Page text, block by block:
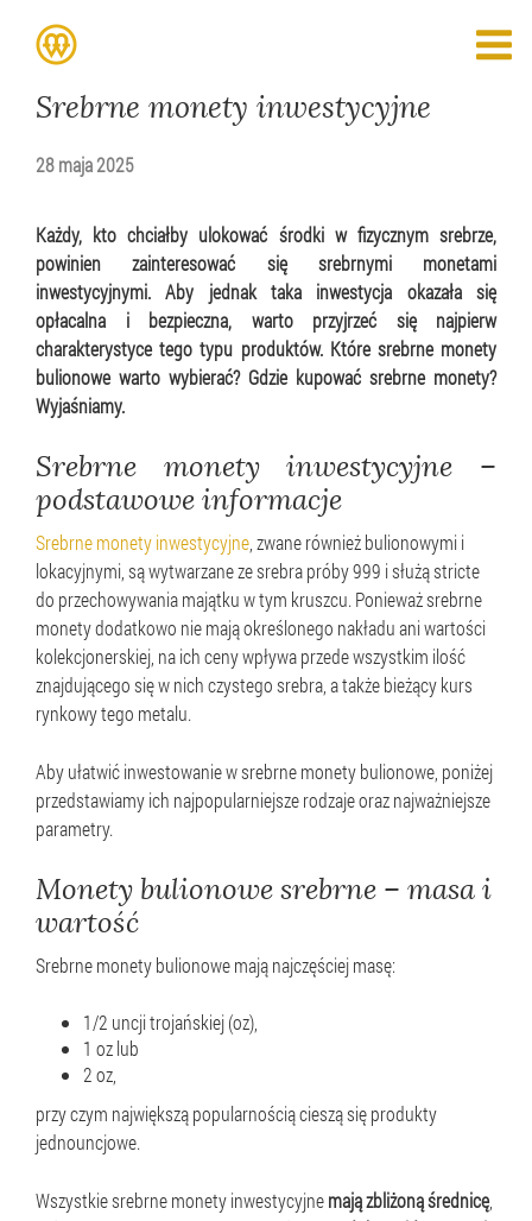
Srebrne monety inwestycyjne
28 maja 2025
Każdy, kto chciałby ulokować środki w fizycznym srebrze,
powinien zainteresować się srebrnymi monetami
inwestycyjnymi. Aby jednak taka inwestycja okazała się
opłacalna i bezpieczna, warto przyjrzeć się najpierw
charakterystyce tego typu produktów. Które srebrne monety
bulionowe warto wybierać? Gdzie kupować srebrne monety?
Wyjaśniamy.
Srebrne monety inwestycyjne –
podstawowe informacje
Srebrne monety inwestycyjne , zwane również bulionowymi i
lokacyjnymi, są wytwarzane ze srebra próby 999 i służą stricte
do przechowywania majątku w tym kruszcu. Ponieważ srebrne
monety dodatkowo nie mają określonego nakładu ani wartości
kolekcjonerskiej, na ich ceny wpływa przede wszystkim ilość
znajdującego się w nich czystego srebra, a także bieżący kurs
rynkowy tego metalu.
Aby ułatwić inwestowanie w srebrne monety bulionowe, poniżej
przedstawiamy ich najpopularniejsze rodzaje oraz najważniejsze
parametry.
Monety bulionowe srebrne – masa i
wartość
Srebrne monety bulionowe mają najczęściej masę:
1/2 uncji trojańskiej (oz),
1 oz lub
2 oz,
przy czym największą popularnością cieszą się produkty
jednouncjowe.
Wszystkie srebrne monety inwestycyjnemają zbliżoną średnicę